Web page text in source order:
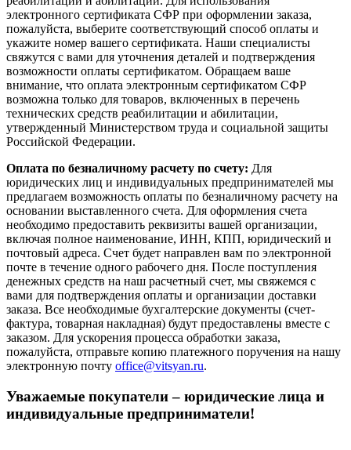
электронного сертификата СФР при оформлении заказа,
пожалуйста, выберите соответствующий способ оплаты и
укажите номер вашего сертификата. Наши специалисты
свяжутся с вами для уточнения деталей и подтверждения
возможности оплаты сертификатом. Обращаем ваше
внимание, что оплата электронным сертификатом СФР
возможна только для товаров, включенных в перечень
технических средств реабилитации и абилитации,
утвержденный Министерством труда и социальной защиты
Российской Федерации.
Оплата по безналичному расчету по счету: Для
юридических лиц и индивидуальных предпринимателей мы
предлагаем возможность оплаты по безналичному расчету на
основании выставленного счета. Для оформления счета
необходимо предоставить реквизиты вашей организации,
включая полное наименование, ИНН, КПП, юридический и
почтовый адреса. Счет будет направлен вам по электронной
почте в течение одного рабочего дня. После поступления
денежных средств на наш расчетный счет, мы свяжемся с
вами для подтверждения оплаты и организации доставки
заказа. Все необходимые бухгалтерские документы (счет-
фактура, товарная накладная) будут предоставлены вместе с
заказом. Для ускорения процесса обработки заказа,
пожалуйста, отправьте копию платежного поручения на нашу
электронную почту office@vitsyan.ru.
Уважаемые покупатели – юридические лица и
индивидуальные предприниматели!